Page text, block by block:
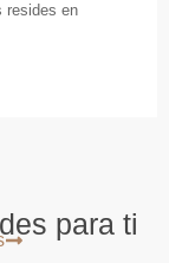
resides en
para ti